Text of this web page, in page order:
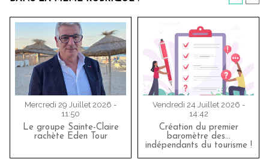
Mercredi 29 Juillet 2026 -
11:50
Le groupe Sainte-Claire
rachète Eden Tour
Vendredi 24 Juillet 2026 -
14:42
Création du premier
baromètre des…
indépendants du tourisme !